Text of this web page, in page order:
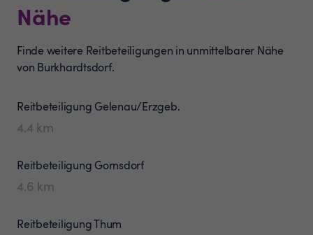
Nähe
Finde weitere Reitbeteiligungen in unmittelbarer Nähe
von Burkhardtsdorf.
Reitbeteiligung Gelenau/Erzgeb.
4.4 km
Reitbeteiligung Gornsdorf
4.6 km
ReitbeteiligungThum